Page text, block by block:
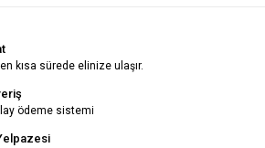
kısa sürede elinize ulaşır.
ödeme sistemi